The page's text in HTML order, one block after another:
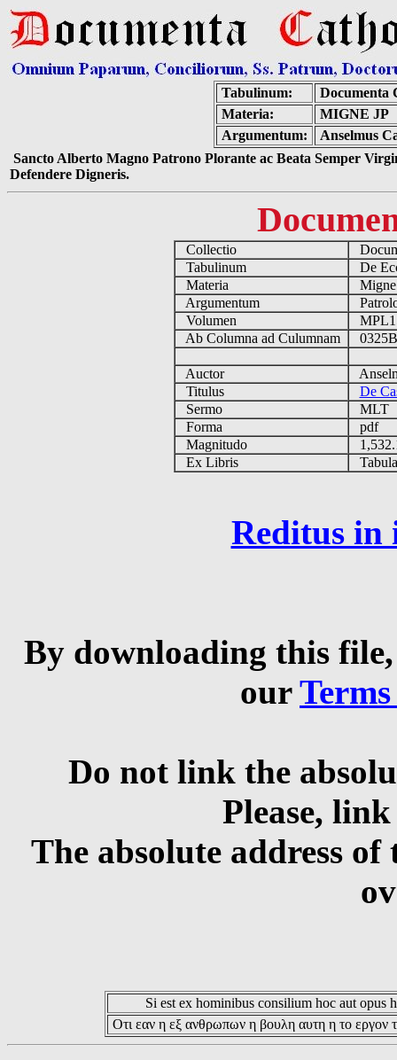
Tabulinum:
Documenta
Materia:
MIGNE JP
Argumentum:
Anselmus
Sancto Alberto Magno Patrono Plorante ac Beata Semper
Defendere Digneris.
Collectio
Tabulinum
De
Materia
Argumentum
Volumen
Ab Columna ad Culumnam
Auctor
Titulus
De
Sermo
MLT
Forma
pdf
Magnitudo
Ex Libris
Reditus in
By downloading this
our
Do not link the
Please,
The absolute address
Si est ex hominibus consilium hoc aut opus
Οτι εαν η εξ ανθρωπων η βουλη αυτη η το εργον